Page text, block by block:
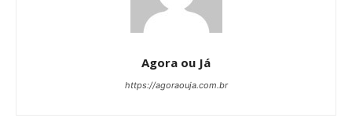
Agora ou Já
https://agoraouja.com.br